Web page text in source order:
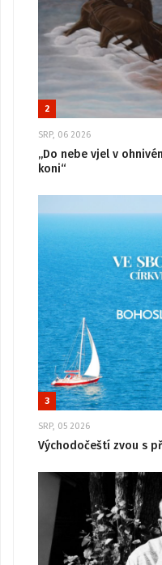
2
SRP, 06 2026
„Do nebe vjel v
koni“
3
SRP, 05 2026
Východočeští zvou s